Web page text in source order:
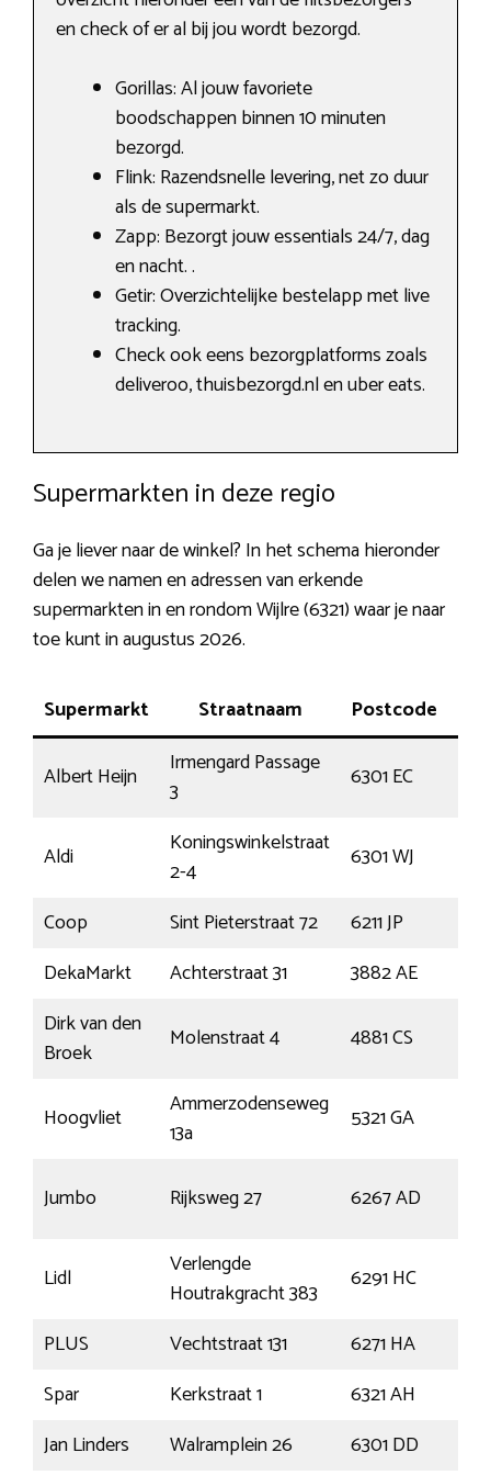
en check of er al bij jou wordt bezorgd.
Gorillas: Al jouw favoriete
boodschappen binnen 10 minuten
bezorgd.
Flink: Razendsnelle levering, net zo duur
als de supermarkt.
Zapp: Bezorgt jouw essentials 24/7, dag
en nacht. .
Getir: Overzichtelijke bestelapp met live
tracking.
Check ook eens bezorgplatforms zoals
deliveroo, thuisbezorgd.nl en uber eats.
Supermarkten in deze regio
Ga je liever naar de winkel? In het schema hieronder
delen we namen en adressen van erkende
supermarkten in en rondom Wijlre (6321) waar je naar
toe kunt in augustus 2026.
Supermarkt Straatnaam Postcode
Albert Heijn
Irmengard Passage
3
6301 EC
Aldi
Koningswinkelstraat
2-4
6301 WJ
Coop
Sint Pieterstraat 72 6211 JP
DekaMarkt
Achterstraat 31 3882 AE
Dirk van den
Broek
Molenstraat 4 4881 CS
Hoogvliet
Ammerzodenseweg
13a
5321 GA
Jumbo Rijksweg 27 6267 AD
Lidl
Verlengde
Houtrakgracht 383
6291 HC
PLUS
Vechtstraat 131 6271 HA
Spar
Kerkstraat 1 6321 AH
Jan Linders
Walramplein 26 6301 DD